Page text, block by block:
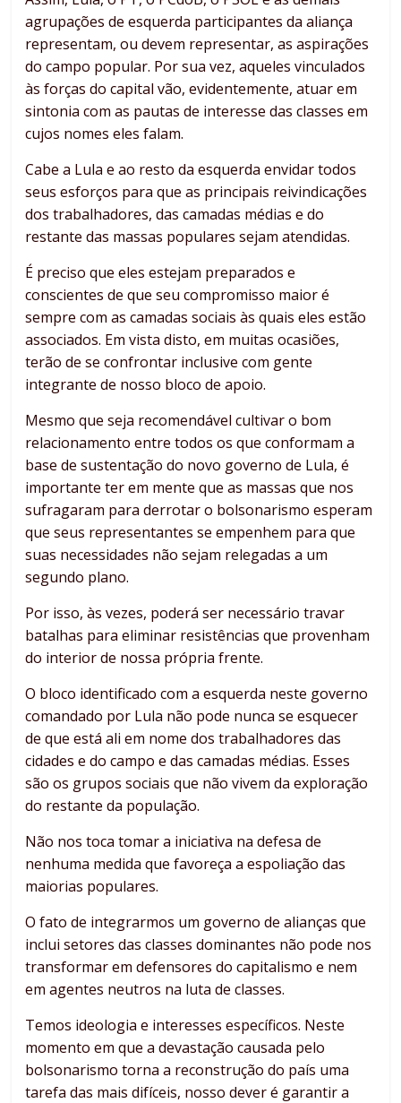
agrupações de esquerda participantes da aliança
representam, ou devem representar, as aspirações
do campo popular. Por sua vez, aqueles vinculados
às forças do capital vão, evidentemente, atuar em
sintonia com as pautas de interesse das classes em
cujos nomes eles falam.
Cabe a Lula e ao resto da esquerda envidar todos
seus esforços para que as principais reivindicações
dos trabalhadores, das camadas médias e do
restante das massas populares sejam atendidas.
É preciso que eles estejam preparados e
conscientes de que seu compromisso maior é
sempre com as camadas sociais às quais eles estão
associados. Em vista disto, em muitas ocasiões,
terão de se confrontar inclusive com gente
integrante de nosso bloco de apoio.
Mesmo que seja recomendável cultivar o bom
relacionamento entre todos os que conformam a
base de sustentação do novo governo de Lula, é
importante ter em mente que as massas que nos
sufragaram para derrotar o bolsonarismo esperam
que seus representantes se empenhem para que
suas necessidades não sejam relegadas a um
segundo plano.
Por isso, às vezes, poderá ser necessário travar
batalhas para eliminar resistências que provenham
do interior de nossa própria frente.
O bloco identificado com a esquerda neste governo
comandado por Lula não pode nunca se esquecer
de que está ali em nome dos trabalhadores das
cidades e do campo e das camadas médias. Esses
são os grupos sociais que não vivem da exploração
do restante da população.
Não nos toca tomar a iniciativa na defesa de
nenhuma medida que favoreça a espoliação das
maiorias populares.
O fato de integrarmos um governo de alianças que
inclui setores das classes dominantes não pode nos
transformar em defensores do capitalismo e nem
em agentes neutros na luta de classes.
Temos ideologia e interesses específicos. Neste
momento em que a devastação causada pelo
bolsonarismo torna a reconstrução do país uma
tarefa das mais difíceis, nosso dever é garantir a